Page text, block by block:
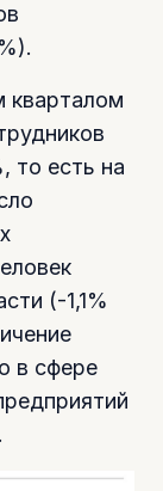
кварталом
то есть на
(-1,1%
в сфере